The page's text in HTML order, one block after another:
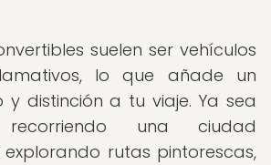
suelen ser vehículos
lo que añade un
y distinción a tu viaje. Ya sea
una ciudad
rutas pintorescas,